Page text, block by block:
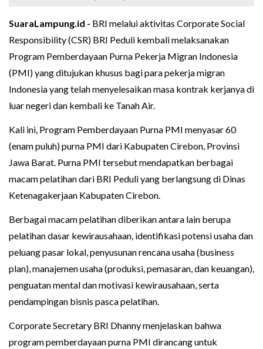
SuaraLampung.id - BRI melalui aktivitas Corporate Social
Responsibility (CSR) BRI Peduli kembali melaksanakan
Program Pemberdayaan Purna Pekerja Migran Indonesia
(PMI) yang ditujukan khusus bagi para pekerja migran
Indonesia yang telah menyelesaikan masa kontrak kerjanya di
luar negeri dan kembali ke Tanah Air.
Kali ini, Program Pemberdayaan Purna PMI menyasar 60
(enam puluh) purna PMI dari Kabupaten Cirebon, Provinsi
Jawa Barat. Purna PMI tersebut mendapatkan berbagai
macam pelatihan dari BRI Peduli yang berlangsung di Dinas
Ketenagakerjaan Kabupaten Cirebon.
Berbagai macam pelatihan diberikan antara lain berupa
pelatihan dasar kewirausahaan, identifikasi potensi usaha dan
peluang pasar lokal, penyusunan rencana usaha (business
plan), manajemen usaha (produksi, pemasaran, dan keuangan),
penguatan mental dan motivasi kewirausahaan, serta
pendampingan bisnis pasca pelatihan.
Corporate Secretary BRI Dhanny menjelaskan bahwa
program pemberdayaan purna PMI dirancang untuk